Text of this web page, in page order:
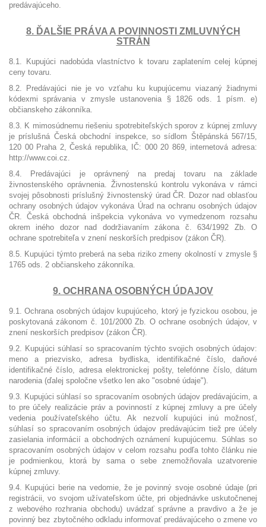
predávajúceho.
8. ĎALŠIE PRÁVA A POVINNOSTI ZMLUVNÝCH
STRÁN
8.1. Kupujúci nadobúda vlastníctvo k tovaru zaplatením celej kúpnej
ceny tovaru.
8.2. Predávajúci nie je vo vzťahu ku kupujúcemu viazaný žiadnymi
kódexmi správania v zmysle ustanovenia § 1826 ods. 1 písm. e)
občianskeho zákonníka.
8.3. K mimosúdnemu riešeniu spotrebiteľských sporov z kúpnej zmluvy
je príslušná Česká obchodní inspekce, so sídlom Štěpánská 567/15,
120 00 Praha 2, Česká republika, IČ: 000 20 869, internetová adresa:
http://www.coi.cz.
8.4. Predávajúci je oprávnený na predaj tovaru na základe
živnostenského oprávnenia. Živnostenskú kontrolu vykonáva v rámci
svojej pôsobnosti príslušný živnostenský úrad ČR. Dozor nad oblasťou
ochrany osobných údajov vykonáva Úrad na ochranu osobných údajov
ČR. Česká obchodná inšpekcia vykonáva vo vymedzenom rozsahu
okrem iného dozor nad dodržiavaním zákona č. 634/1992 Zb. O
ochrane spotrebiteľa v znení neskorších predpisov (zákon ČR).
8.5. Kupujúci týmto preberá na seba riziko zmeny okolností v zmysle §
1765 ods. 2 občianskeho zákonníka.
9. OCHRANA OSOBNÝCH ÚDAJOV
9.1. Ochrana osobných údajov kupujúceho, ktorý je fyzickou osobou, je
poskytovaná zákonom č. 101/2000 Zb. O ochrane osobných údajov, v
znení neskorších predpisov (zákon ČR).
9.2. Kupujúci súhlasí so spracovaním týchto svojich osobných údajov:
meno a priezvisko, adresa bydliska, identifikačné číslo, daňové
identifikačné číslo, adresa elektronickej pošty, telefónne číslo, dátum
narodenia (ďalej spoločne všetko len ako "osobné údaje").
9.3. Kupujúci súhlasí so spracovaním osobných údajov predávajúcim, a
to pre účely realizácie práv a povinností z kúpnej zmluvy a pre účely
vedenia používateľského účtu. Ak nezvolí kupujúci inú možnosť,
súhlasí so spracovaním osobných údajov predávajúcim tiež pre účely
zasielania informácií a obchodných oznámení kupujúcemu. Súhlas so
spracovaním osobných údajov v celom rozsahu podľa tohto článku nie
je podmienkou, ktorá by sama o sebe znemožňovala uzatvorenie
kúpnej zmluvy.
9.4. Kupujúci berie na vedomie, že je povinný svoje osobné údaje (pri
registrácii, vo svojom užívateľskom účte, pri objednávke uskutočnenej
z webového rozhrania obchodu) uvádzať správne a pravdivo a že je
povinný bez zbytočného odkladu informovať predávajúceho o zmene vo